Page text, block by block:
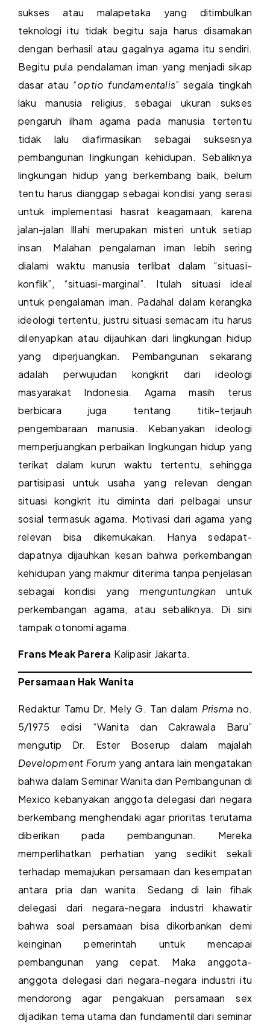
sukses atau malapetaka yang ditimbulkan
teknologi itu tidak begitu saja harus disamakan
dengan berhasil atau gagalnya agama itu sendiri.
Begitu pula pendalaman iman yang menjadi sikap
dasar atau “optio fundamentalis” segala tingkah
laku manusia religius, sebagai ukuran sukses
pengaruh ilham agama pada manusia tertentu
tidak lalu diafirmasikan sebagai suksesnya
pembangunan lingkungan kehidupan. Sebaliknya
lingkungan hidup yang berkembang baik, belum
tentu harus dianggap sebagai kondisi yang serasi
untuk implementasi hasrat keagamaan, karena
jalan-jalan Illahi merupakan misteri untuk setiap
insan. Malahan pengalaman iman lebih sering
dialami waktu manusia terlibat dalam “situasi-
konflik”, “situasi-marginal”. Itulah situasi ideal
untuk pengalaman iman. Padahal dalam kerangka
ideologi tertentu, justru situasi semacam itu harus
dilenyapkan atau dijauhkan dari lingkungan hidup
yang diperjuangkan. Pembangunan sekarang
adalah perwujudan kongkrit dari ideologi
masyarakat Indonesia. Agama masih terus
berbicara juga tentang titik-terjauh
pengembaraan manusia. Kebanyakan ideologi
memperjuangkan perbaikan lingkungan hidup yang
terikat dalam kurun waktu tertentu, sehingga
partisipasi untuk usaha yang relevan dengan
situasi kongkrit itu diminta dari pelbagai unsur
sosial termasuk agama. Motivasi dari agama yang
relevan bisa dikemukakan. Hanya sedapat-
dapatnya dijauhkan kesan bahwa perkembangan
kehidupan yang makmur diterima tanpa penjelasan
sebagai kondisi yang menguntungkan untuk
perkembangan agama, atau sebaliknya. Di sini
tampak otonomi agama.
Frans Meak Parera Kalipasir Jakarta.
Persamaan Hak Wanita
Redaktur Tamu Dr. Mely G. Tan dalam Prismano.
5/1975 edisi “Wanita dan Cakrawala Baru”
mengutip Dr. Ester Boserup dalam majalah
Development Forum yang antara lain mengatakan
bahwa dalam Seminar Wanita dan Pembangunan di
Mexico kebanyakan anggota delegasi dari negara
berkembang menghendaki agar prioritas terutama
diberikan pada pembangunan. Mereka
memperlihatkan perhatian yang sedikit sekali
terhadap memajukan persamaan dan kesempatan
antara pria dan wanita. Sedang di lain fihak
delegasi dari negara-negara industri khawatir
bahwa soal persamaan bisa dikorbankan demi
keinginan pemerintah untuk mencapai
pembangunan yang cepat. Maka anggota-
anggota delegasi dari negara-negara industri itu
mendorong agar pengakuan persamaan sex
dijadikan tema utama dan fundamentil dari seminar